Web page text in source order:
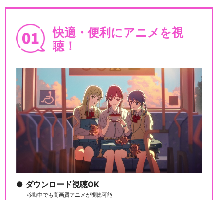
ミュージカル『刀剣乱舞』 ～
ミュージカル『刀剣乱舞』 ～
結びの響、始まりの…
ミュージカル『刀剣乱舞』 ～
阿津賀志山異聞20…
快適・便利にアニメを視
聴！
ダウンロード視聴OK
移動中でも高画質アニメが視聴可能